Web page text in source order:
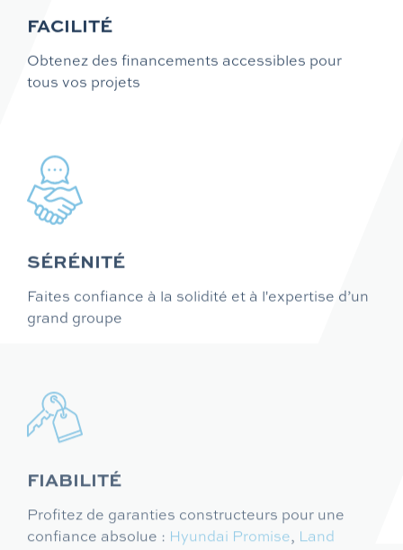
FACILITÉ
Obtenez des financements accessibles pour
tous vos projets
SÉRÉNITÉ
grand groupe
Profitez de garanties constructeurs pour une
confiance absolue :Hyundai Promise,Land
Rover,Garantie Mazda